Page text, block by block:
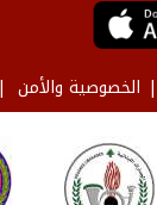
الخصوصية والأمن